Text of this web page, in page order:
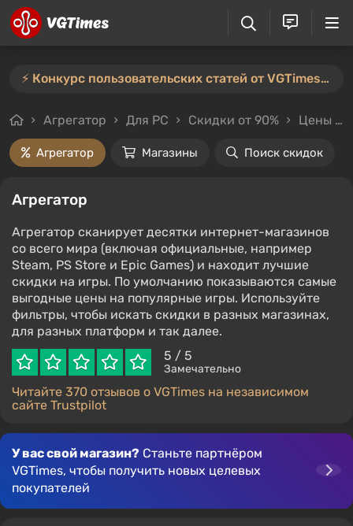
⚡️ Конкурс пользовательских статей от VGTimes продлён — участвуйте тут ⚡️
Агрегатор Для PC Скидки от 90% Цены до 100₽
Агрегатор Магазины Поиск скидок
Агрегатор
Агрегатор сканирует десятки интернет-магазинов
со всего мира (включая официальные, например
Steam, PS Store и Epic Games) и находит лучшие
скидки на игры. По умолчанию показываются самые
выгодные цены на популярные игры. Используйте
фильтры, чтобы искать скидки в разных магазинах,
для разных платформ и так далее.
5 / 5
Замечательно
Читайте 370 отзывов о VGTimes на независимом
сайте Trustpilot
У вас свой магазин? Станьте партнёром
VGTimes, чтобы получить новых целевых
покупателей